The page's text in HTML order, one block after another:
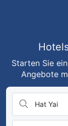
Starten Sie
Angebote
Hat Yai